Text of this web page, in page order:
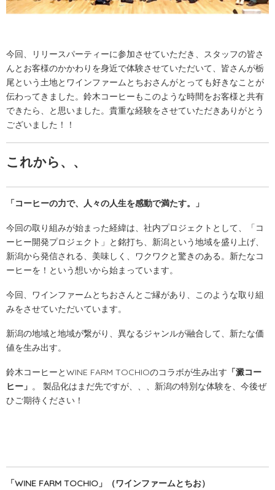
今回、リリースパーティーに参加させていただき、スタッフの皆さ
んとお客様のかかわりを身近で体験させていただいて、皆さんが栃
尾という土地とワインファームとちおさんがとっても好きなことが
伝わってきました。 鈴木コーヒーもこのような時間をお客様と共有
できたら、と思いました。貴重な経験をさせていただきありがとう
ございました！！
これから、、
「コーヒーの力で、人々の人生を感動で満たす。」
今回の取り組みが始まった経緯は、 社内プロジェクトとして、
「コ
ーヒー開発プロジェクト」 と銘打ち、 新潟という地域を盛り上げ、
新潟から発信される、 美味しく、ワクワクと驚きのある。 新たなコ
ーヒーを！という想いから始まっています。
今回、ワインファームとちおさんとご縁があり、このような取り組
みをさせていただいています。
新潟の地域と地域が繋がり、異なるジャンルが融合して、新たな価
値を生み出す。
鈴木コーヒーとWINE FARM TOCHIOのコラボが生み出す 「澱コー
ヒー」 。 製品化はまだ先ですが、、、新潟の特別な体験を、今後ぜ
ひご期待ください！
「WINE FARM TOCHIO」（ワインファームとちお）